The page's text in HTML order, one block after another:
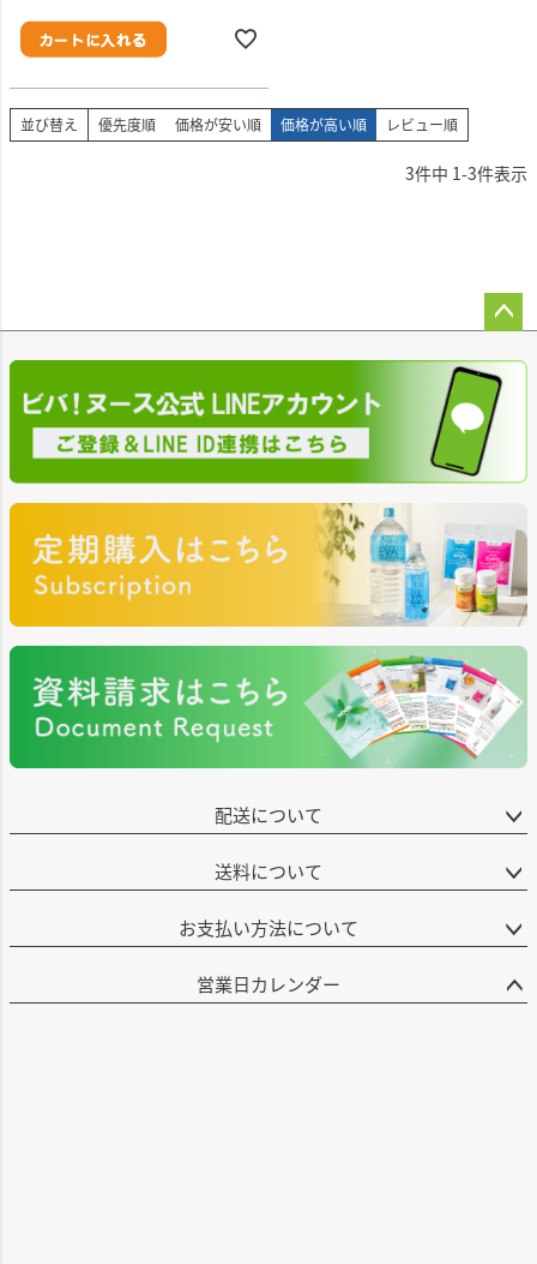
並び替え 優先度順 価格が安い順 価格が高い順 レビュー順
3件中 1-3件表示
ジト
ップ
へ
配送について
送料について
お支払い方法について
営業日カレンダー